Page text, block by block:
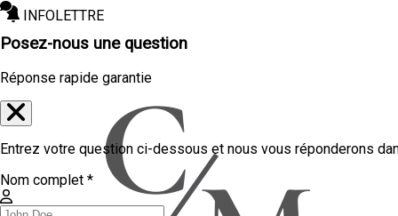
INFOLETTRE
Posez-nous une question
Réponse rapide garantie
Entrez votre question ci-dessous et nous vous réponderons
Nom complet *